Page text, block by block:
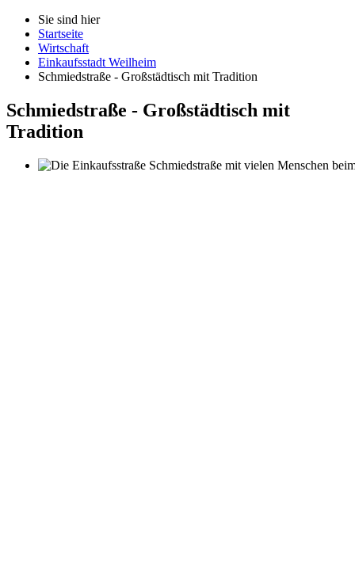
Sie sind hier
Startseite
Wirtschaft
Einkaufsstadt Weilheim
Schmiedstraße - Großstädtisch mit Tradition
Schmiedstraße - Großstädtisch mit
Tradition